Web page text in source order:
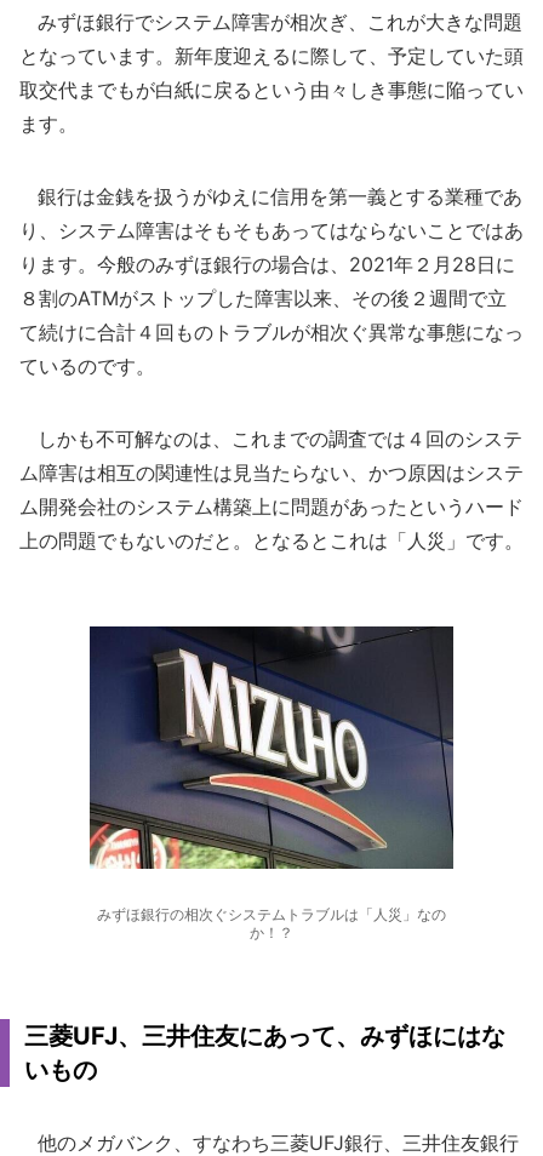
みずほ銀行でシステム障害が相次ぎ、これが大きな問題
となっています。新年度迎えるに際して、予定していた頭
取交代までもが白紙に戻るという由々しき事態に陥ってい
ます。
銀行は金銭を扱うがゆえに信用を第一義とする業種であ
り、システム障害はそもそもあってはならないことではあ
ります。今般のみずほ銀行の場合は、2021年２月28日に
８割のATMがストップした障害以来、その後２週間で立
て続けに合計４回ものトラブルが相次ぐ異常な事態になっ
ているのです。
しかも不可解なのは、これまでの調査では４回のシステ
ム障害は相互の関連性は見当たらない、かつ原因はシステ
ム開発会社のシステム構築上に問題があったというハード
上の問題でもないのだと。となるとこれは「人災」です。
みずほ銀行の相次ぐシステムトラブルは「人災」なの
か！？
三菱UFJ、三井住友にあって、みずほにはな
いもの
他のメガバンク、すなわち三菱UFJ銀行、三井住友銀行